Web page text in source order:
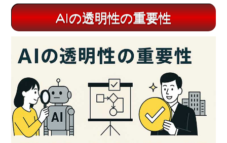
AIの透明性の重要性